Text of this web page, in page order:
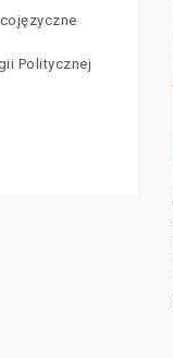
Politycznej